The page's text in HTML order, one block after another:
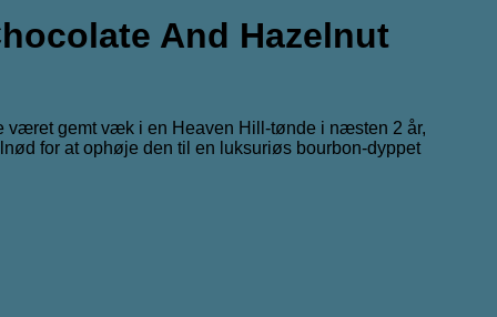
And Hazelnut
været gemt væk i en Heaven Hill-tønde i næsten 2 år,
for at ophøje den til en luksuriøs bourbon-dyppet